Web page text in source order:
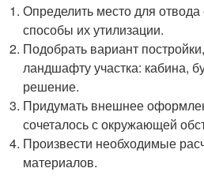
Определить место для отвода
способы их утилизации.
Подобрать вариант
ландшафту участка: кабина,
решение.
Придумать внешнее
сочеталось с окружающей
Произвести необходимые
материалов.